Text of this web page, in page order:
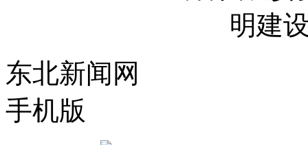
东北新闻网
手机版